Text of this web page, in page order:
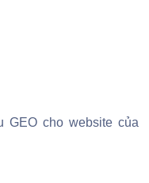
GEO cho website của